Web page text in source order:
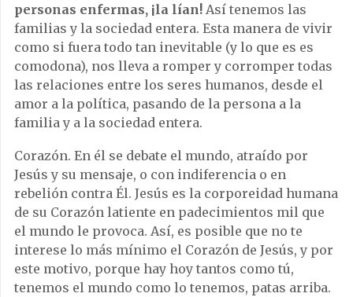
personas enfermas, ¡la lían! Así tenemos las
familias y la sociedad entera. Esta manera de vivir
como si fuera todo tan inevitable (y lo que es es
comodona), nos lleva a romper y corromper todas
las relaciones entre los seres humanos, desde el
amor a la política, pasando de la persona a la
familia y a la sociedad entera.
Corazón. En él se debate el mundo, atraído por
Jesús y su mensaje, o con indiferencia o en
rebelión contra Él. Jesús es la corporeidad humana
de su Corazón latiente en padecimientos mil que
el mundo le provoca. Así, es posible que no te
interese lo más mínimo el Corazón de Jesús, y por
este motivo, porque hay hoy tantos como tú,
tenemos el mundo como lo tenemos, patas arriba.